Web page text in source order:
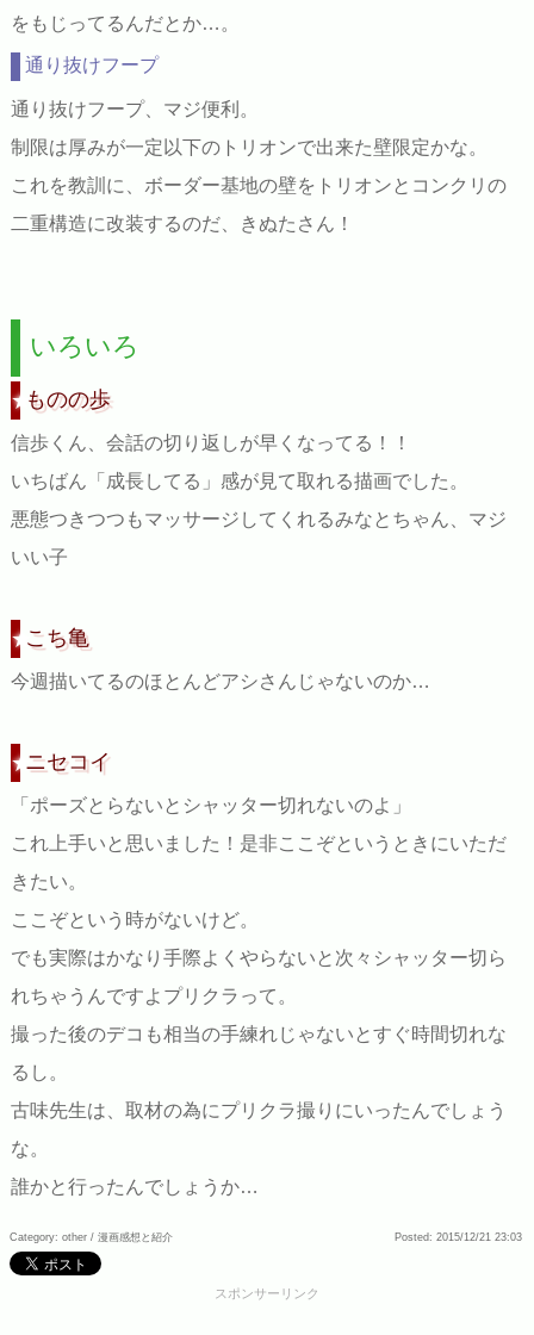
をもじってるんだとか…。
通り抜けフープ
通り抜けフープ、マジ便利。
制限は厚みが一定以下のトリオンで出来た壁限定かな。
これを教訓に、ボーダー基地の壁をトリオンとコンクリの
二重構造に改装するのだ、きぬたさん！
いろいろ
ものの歩
信歩くん、会話の切り返しが早くなってる！！
いちばん「成長してる」感が見て取れる描画でした。
悪態つきつつもマッサージしてくれるみなとちゃん、マジ
いい子
こち亀
今週描いてるのほとんどアシさんじゃないのか…
ニセコイ
「ポーズとらないとシャッター切れないのよ」
これ上手いと思いました！是非ここぞというときにいただ
きたい。
ここぞという時がないけど。
でも実際はかなり手際よくやらないと次々シャッター切ら
れちゃうんですよプリクラって。
撮った後のデコも相当の手練れじゃないとすぐ時間切れな
るし。
古味先生は、取材の為にプリクラ撮りにいったんでしょう
な。
誰かと行ったんでしょうか…
Category: other / 漫画感想と紹介 Posted: 2015/12/21 23:03
スポンサーリンク